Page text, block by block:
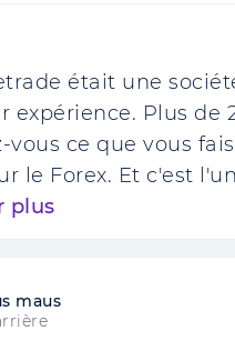
était une
expérience. Plus de
vous ce que vous
le Forex. Et c'est
plus
maus